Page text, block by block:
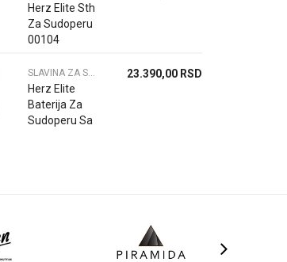
Herz Elite Sth
Za Sudoperu
00104
SLAVINA ZA SUDOPERU
Herz Elite
Baterija Za
Sudoperu Sa
23.390,00 RSD